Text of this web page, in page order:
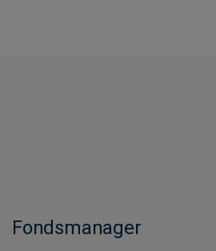
Fondsmanager​​​​​​​​​​​​​​​​​​​​